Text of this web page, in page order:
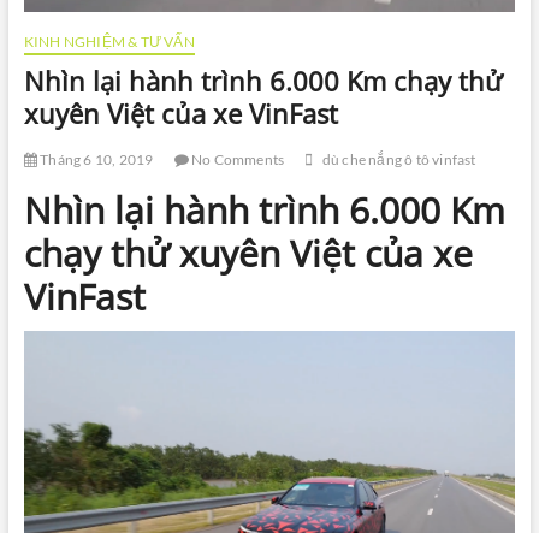
KINH NGHIỆM & TƯ VẤN
Nhìn lại hành trình 6.000 Km chạy thử
xuyên Việt của xe VinFast
Tháng 6 10, 2019 No Comments dù che nắng ô tô vinfast
Nhìn lại hành trình 6.000 Km
chạy thử xuyên Việt của xe
VinFast